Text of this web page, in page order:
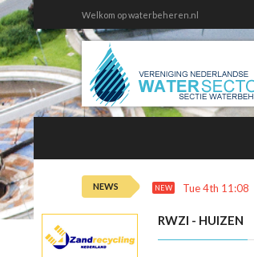
Welkom op waterbeheren.nl
NEWS NEW Tue 4th 11:08
RWZI - HUIZEN